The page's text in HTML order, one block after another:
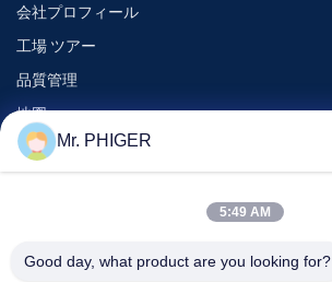
会社プロフィール
工場 ツアー
品質管理
地図
連絡 ください
Mr. PHIGER
5:49 AM
Good day, what product are you looking for?